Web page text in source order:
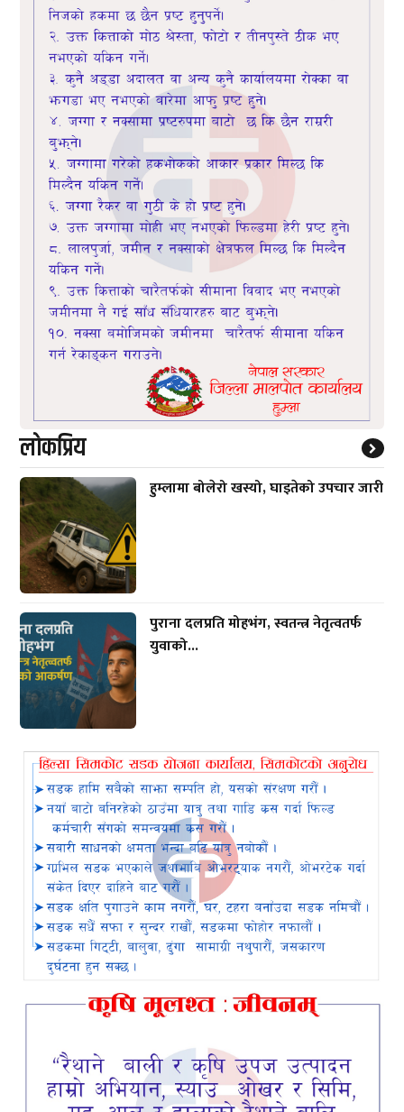
लाेकप्रिय
हुम्लामा बोलेरो खस्यो, घाइतेको उपचार जारी
पुराना दलप्रति मोहभंग, स्वतन्त्र नेतृत्वतर्फ
युवाको...